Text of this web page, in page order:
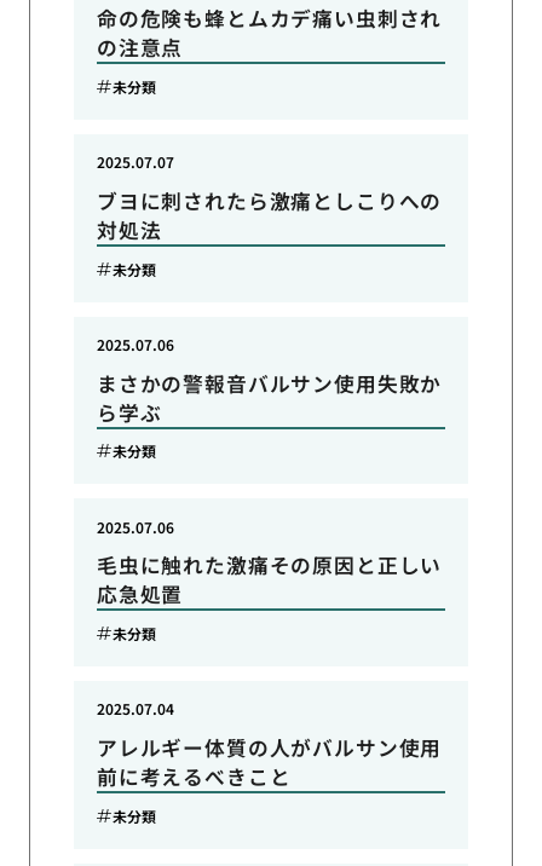
命の危険も蜂とムカデ痛い虫刺され
の注意点
未分類
ブヨに刺されたら激痛としこりへの
対処法
2025.07.07
未分類
まさかの警報音バルサン使用失敗か
ら学ぶ
2025.07.06
未分類
毛虫に触れた激痛その原因と正しい
応急処置
2025.07.06
未分類
アレルギー体質の人がバルサン使用
前に考えるべきこと
2025.07.04
未分類